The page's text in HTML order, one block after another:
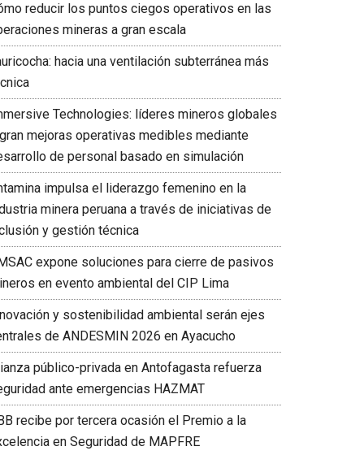
reducir los puntos ciegos operativos en las
mineras a gran escala
hacia una ventilación subterránea más
Technologies: líderes mineros globales
mejoras operativas medibles mediante
de personal basado en simulación
impulsa el liderazgo femenino en la
minera peruana a través de iniciativas de
y gestión técnica
expone soluciones para cierre de pasivos
en evento ambiental del CIP Lima
y sostenibilidad ambiental serán ejes
de ANDESMIN 2026 en Ayacucho
público-privada en Antofagasta refuerza
ante emergencias HAZMAT
recibe por tercera ocasión el Premio a la
en Seguridad de MAPFRE